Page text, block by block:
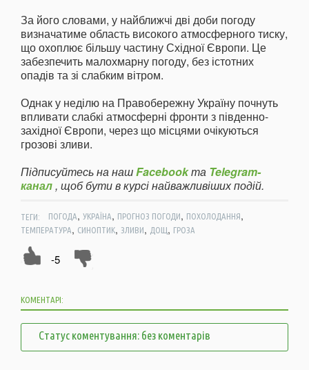
За його словами, у найближчі дві доби погоду
визначатиме область високого атмосферного тиску,
що охоплює більшу частину Східної Європи. Це
забезпечить малохмарну погоду, без істотних
опадів та зі слабким вітром.
Однак у неділю на Правобережну Україну почнуть
впливати слабкі атмосферні фронти з південно-
західної Європи, через що місцями очікуються
грозові зливи.
Підписуйтесь на нашFacebookта Telegram-
канал, щоб бути в курсі найважливіших подій.
ТЕГИ: ПОГОДА, УКРАЇНА, ПРОГНОЗ ПОГОДИ, ПОХОЛОДАННЯ,
ТЕМПЕРАТУРА, СИНОПТИК, ЗЛИВИ, ДОЩ, ГРОЗА
-5
КОМЕНТАРІ:
Статус коментування: без коментарів